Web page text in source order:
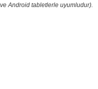
Android tabletlerle uyumludur).